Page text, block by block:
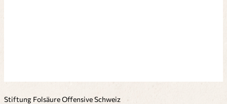
Stiftung Folsäure Offensive Schweiz